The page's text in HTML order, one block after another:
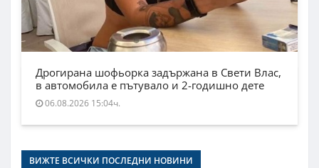
Дрогирана шофьорка задържана в Свети Влас,
в автомобила е пътувало и 2-годишно дете
06.08.2026 15:04ч.
ВИЖТЕ ВСИЧКИ ПОСЛЕДНИ НОВИНИ